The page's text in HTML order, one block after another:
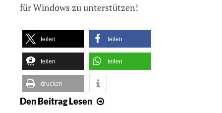
für Windows zu unterstützen!
teilen teilen
teilen teilen
drucken
Den BeitragLesen